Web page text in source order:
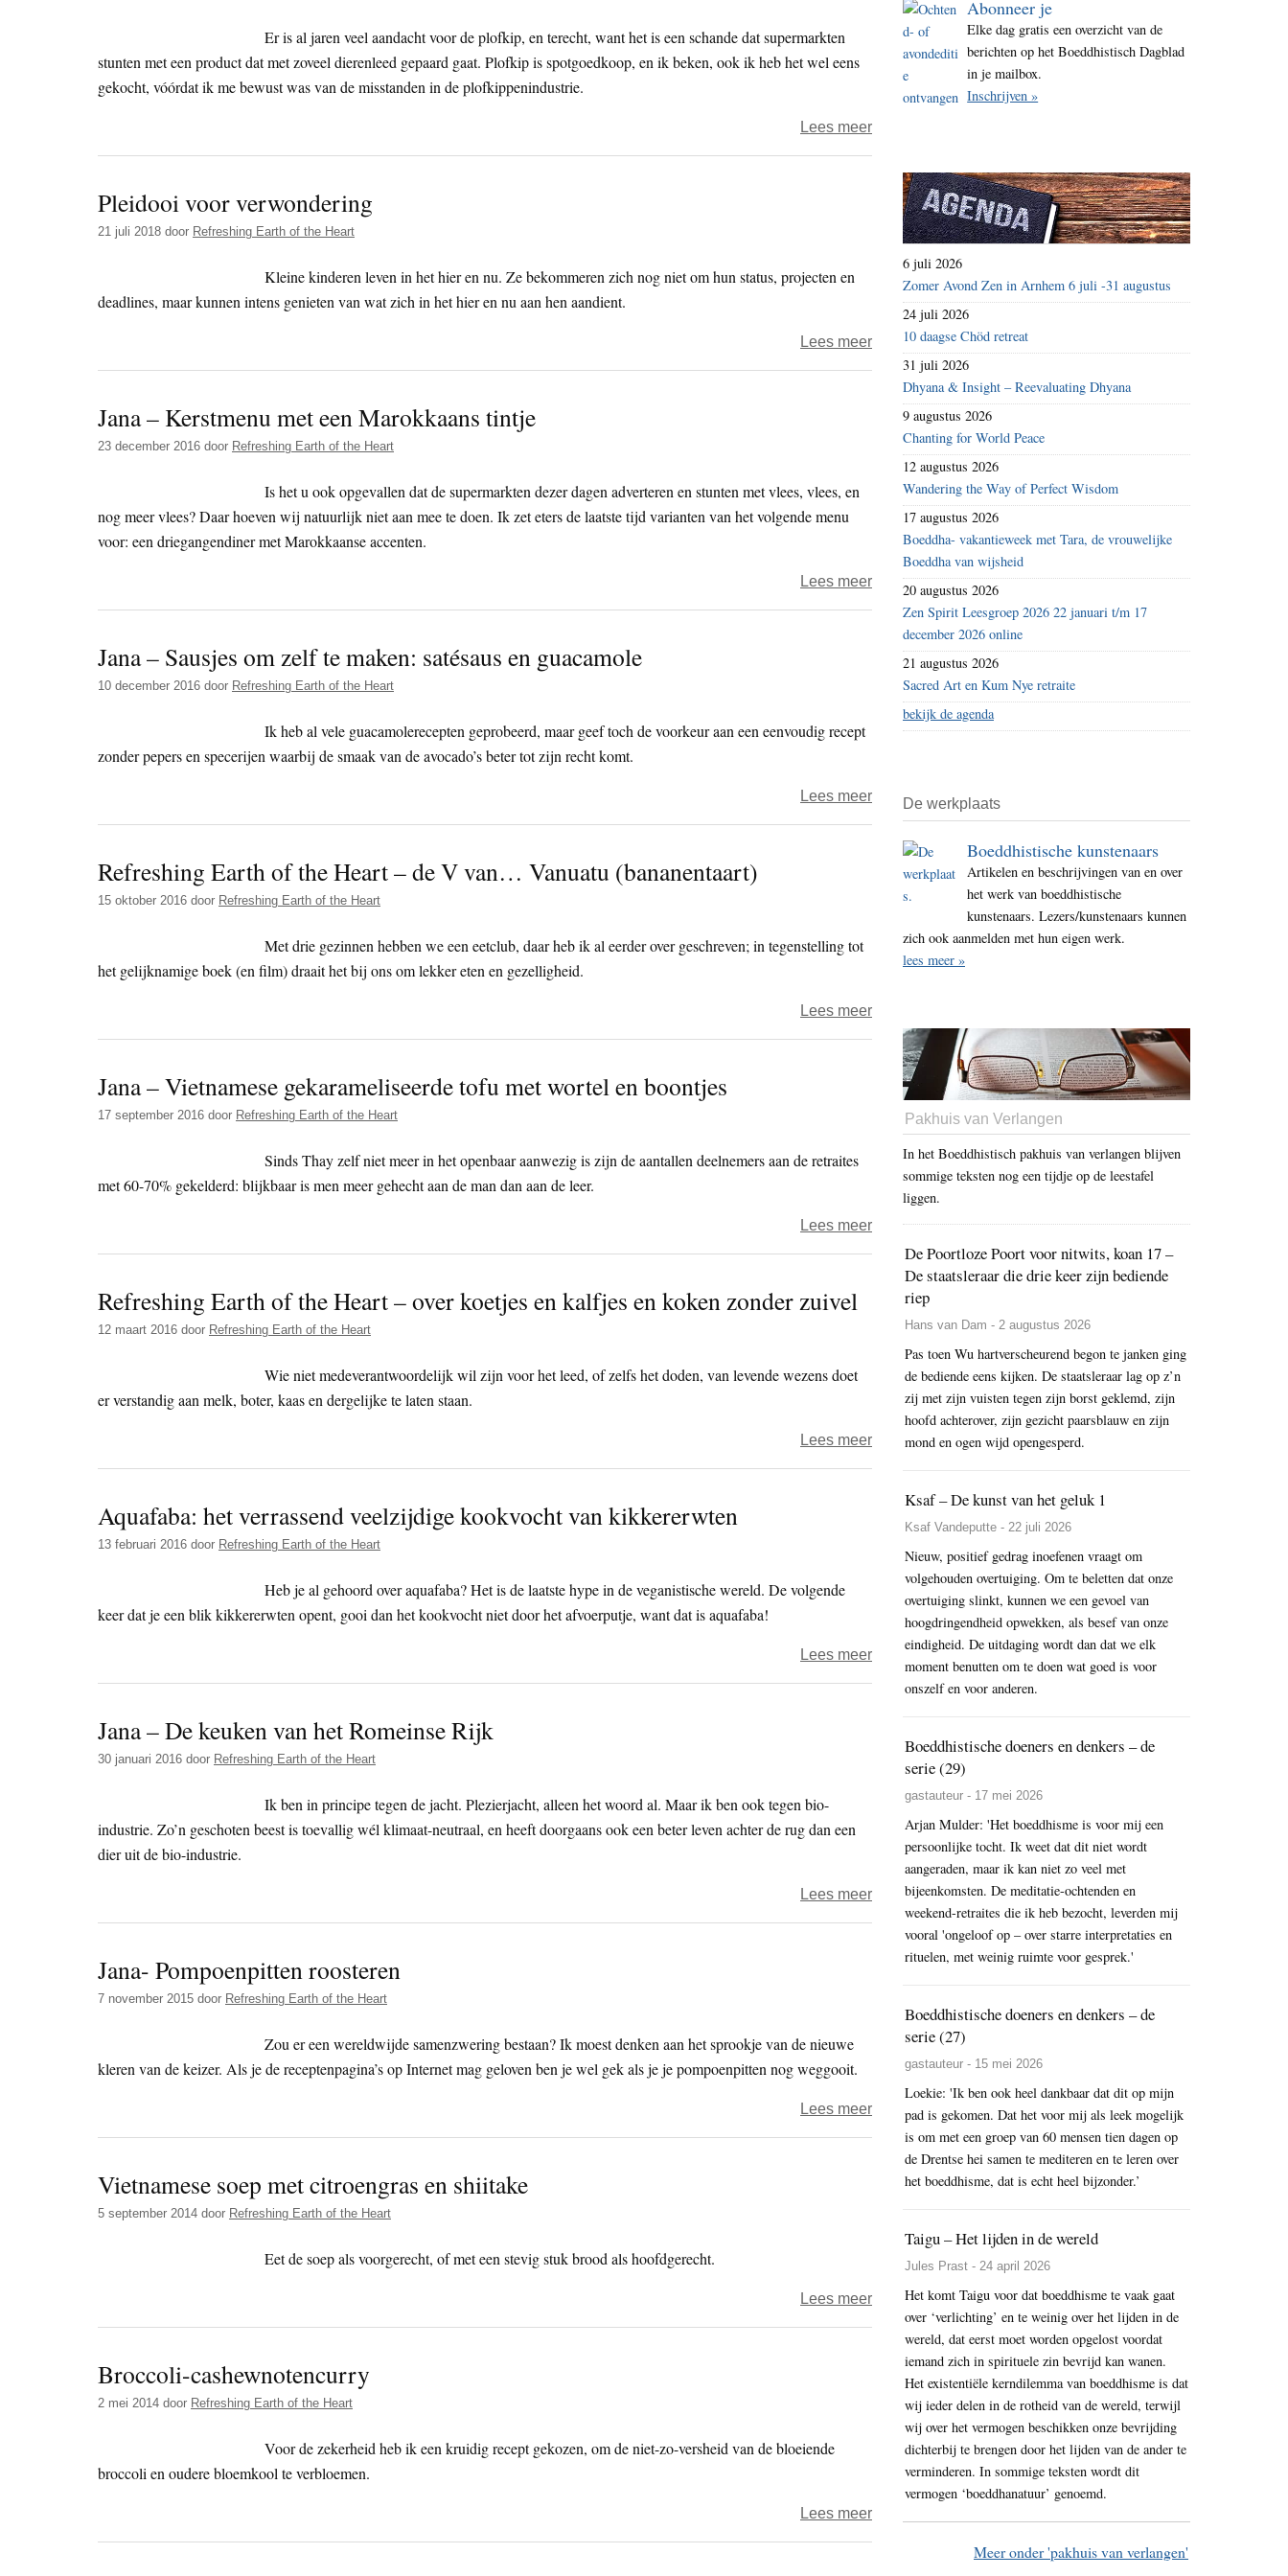
i
t
Er is al jaren veel aandacht voor de plofkip, en terecht, want het is een schande dat supermarkten
stunten met een product dat met zoveel dierenleed gepaard gaat. Plofkip is spotgoedkoop, en ik beken, ook ik heb het wel eens
gekocht, vóórdat ik me bewust was van de misstanden in de plofkippenindustrie.
Lees meerover
Earth
plofkipvrije
Pleidooi voor verwondering
21 juli 2018 door Refreshing Earth of the Heart
Kleine kinderen leven in het hier en nu. Ze bekommeren zich nog niet om hun status, projecten en
deadlines, maar kunnen intens genieten van wat zich in het hier en nu aan hen aandient.
Lees meerover
Pleidooi
verwondering
Jana – Kerstmenu met een Marokkaans tintje
23 december 2016 door Refreshing Earth of the Heart
Is het u ook opgevallen dat de supermarkten dezer dagen adverteren en stunten met vlees, vlees, en
nog meer vlees? Daar hoeven wij natuurlijk niet aan mee te doen. Ik zet eters de laatste tijd varianten van het volgende menu
voor: een driegangendiner met Marokkaanse accenten.
Lees meerover
Jana
Kerstmenu
Marokkaans
Jana – Sausjes om zelf te maken: satésaus en guacamole
10 december 2016 door Refreshing Earth of the Heart
Ik heb al vele guacamolerecepten geprobeerd, maar geef toch de voorkeur aan een eenvoudig recept
zonder pepers en specerijen waarbij de smaak van de avocado’s beter tot zijn recht komt.
Lees meerover
Jana
Sausjes
maken:
en
guacamole
Refreshing Earth of the Heart – de V van… Vanuatu (bananentaart)
15 oktober 2016 door Refreshing Earth of the Heart
Met drie gezinnen hebben we een eetclub, daar heb ik al eerder over geschreven; in tegenstelling tot
het gelijknamige boek (en film) draait het bij ons om lekker eten en gezelligheid.
Lees meerover
Refreshing
Earth
Heart
van…
Vanuatu
(bananentaart)
Jana – Vietnamese gekarameliseerde tofu met wortel en boontjes
17 september 2016 door Refreshing Earth of the Heart
Sinds Thay zelf niet meer in het openbaar aanwezig is zijn de aantallen deelnemers aan de retraites
met 60-70% gekelderd: blijkbaar is men meer gehecht aan de man dan aan de leer.
Lees meerover
Vietnamese
gekarameliseerde
wortel
boontjes
Refreshing Earth of the Heart – over koetjes en kalfjes en koken zonder zuivel
12 maart 2016 door Refreshing Earth of the Heart
Wie niet medeverantwoordelijk wil zijn voor het leed, of zelfs het doden, van levende wezens doet
er verstandig aan melk, boter, kaas en dergelijke te laten staan.
Lees meerover
Heart
koetjes
en
kalfjes
koken
zonder
Aquafaba: het verrassend veelzijdige kookvocht van kikkererwten
13 februari 2016 door Refreshing Earth of the Heart
Heb je al gehoord over aquafaba? Het is de laatste hype in de veganistische wereld. De volgende
keer dat je een blik kikkererwten opent, gooi dan het kookvocht niet door het afvoerputje, want dat is aquafaba!
Lees meerover
veelzijdige
kookvocht
kikkererwten
Jana – De keuken van het Romeinse Rijk
30 januari 2016 door Refreshing Earth of the Heart
Ik ben in principe tegen de jacht. Plezierjacht, alleen het woord al. Maar ik ben ook tegen bio-
industrie. Zo’n geschoten beest is toevallig wél klimaat-neutraal, en heeft doorgaans ook een beter leven achter de rug dan een
dier uit de bio-industrie.
Lees meerover
Romeinse
Jana- Pompoenpitten roosteren
7 november 2015 door Refreshing Earth of the Heart
Zou er een wereldwijde samenzwering bestaan? Ik moest denken aan het sprookje van de nieuwe
kleren van de keizer. Als je de receptenpagina’s op Internet mag geloven ben je wel gek als je je pompoenpitten nog weggooit.
Lees meerover
Jana-
Pompoenpitten
roosteren
Vietnamese soep met citroengras en shiitake
5 september 2014 door Refreshing Earth of the Heart
Eet de soep als voorgerecht, of met een stevig stuk brood als hoofdgerecht.
Lees meerover
Vietnamese
citroengras
shiitake
Broccoli-cashewnotencurry
2 mei 2014 door Refreshing Earth of the Heart
Voor de zekerheid heb ik een kruidig recept gekozen, om de niet-zo-versheid van de bloeiende
broccoli en oudere bloemkool te verbloemen.
Lees meerover
cashewnotencurry
Abonneer je
Elke dag gratis een overzicht van de
berichten op het Boeddhistisch Dagblad
in je mailbox.
Inschrijven »
6 juli 2026
Zomer Avond Zen in Arnhem 6 juli -31 augustus
24 juli 2026
10 daagse Chöd retreat
31 juli 2026
Dhyana & Insight – Reevaluating Dhyana
9 augustus 2026
Chanting for World Peace
12 augustus 2026
Wandering the Way of Perfect Wisdom
17 augustus 2026
Boeddha- vakantieweek met Tara, de vrouwelijke
Boeddha van wijsheid
20 augustus 2026
Zen Spirit Leesgroep 2026 22 januari t/m 17
december 2026 online
21 augustus 2026
Sacred Art en Kum Nye retraite
bekijk de agenda
De werkplaats
Boeddhistische kunstenaars
Artikelen en beschrijvingen van en over
het werk van boeddhistische
kunstenaars. Lezers/kunstenaars kunnen
zich ook aanmelden met hun eigen werk.
lees meer »
Pakhuis van Verlangen
In het Boeddhistisch pakhuis van verlangen blijven
sommige teksten nog een tijdje op de leestafel
liggen.
De Poortloze Poort voor nitwits, koan 17 –
De staatsleraar die drie keer zijn bediende
riep
Hans van Dam - 2 augustus 2026
Pas toen Wu hartverscheurend begon te janken ging
de bediende eens kijken. De staatsleraar lag op z’n
zij met zijn vuisten tegen zijn borst geklemd, zijn
hoofd achterover, zijn gezicht paarsblauw en zijn
mond en ogen wijd opengesperd.
Ksaf – De kunst van het geluk 1
Ksaf Vandeputte - 22 juli 2026
Nieuw, positief gedrag inoefenen vraagt om
volgehouden overtuiging. Om te beletten dat onze
overtuiging slinkt, kunnen we een gevoel van
hoogdringendheid opwekken, als besef van onze
eindigheid. De uitdaging wordt dan dat we elk
moment benutten om te doen wat goed is voor
onszelf en voor anderen.
Boeddhistische doeners en denkers – de
serie (29)
gastauteur - 17 mei 2026
Arjan Mulder: 'Het boeddhisme is voor mij een
persoonlijke tocht. Ik weet dat dit niet wordt
aangeraden, maar ik kan niet zo veel met
bijeenkomsten. De meditatie-ochtenden en
weekend-retraites die ik heb bezocht, leverden mij
vooral 'ongeloof op – over starre interpretaties en
rituelen, met weinig ruimte voor gesprek.'
Boeddhistische doeners en denkers – de
serie (27)
gastauteur - 15 mei 2026
Loekie: 'Ik ben ook heel dankbaar dat dit op mijn
pad is gekomen. Dat het voor mij als leek mogelijk
is om met een groep van 60 mensen tien dagen op
de Drentse hei samen te mediteren en te leren over
het boeddhisme, dat is echt heel bijzonder.’
Taigu – Het lijden in de wereld
Jules Prast - 24 april 2026
Het komt Taigu voor dat boeddhisme te vaak gaat
over ‘verlichting’ en te weinig over het lijden in de
wereld, dat eerst moet worden opgelost voordat
iemand zich in spirituele zin bevrijd kan wanen.
Het existentiële kerndilemma van boeddhisme is dat
wij ieder delen in de rotheid van de wereld, terwijl
wij over het vermogen beschikken onze bevrijding
dichterbij te brengen door het lijden van de ander te
verminderen. In sommige teksten wordt dit
vermogen ‘boeddhanatuur’ genoemd.
Meer onder 'pakhuis van verlangen'